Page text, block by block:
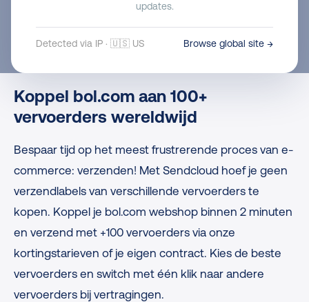
Koppel bol.com aan 100+
vervoerders wereldwijd
Bespaar tijd op het meest frustrerende proces van e-
commerce: verzenden! Met Sendcloud hoef je geen
verzendlabels van verschillende vervoerders te
kopen. Koppel je bol.com webshop binnen 2 minuten
en verzend met +100 vervoerders via onze
kortingstarieven of je eigen contract. Kies de beste
vervoerders en switch met één klik naar andere
vervoerders bij vertragingen.
updates.
Detected via IP · 🇺🇸 US Browse global site →